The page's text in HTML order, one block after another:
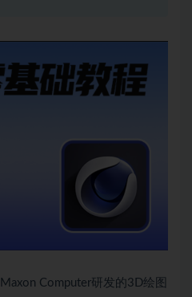
Computer研发的3D绘图